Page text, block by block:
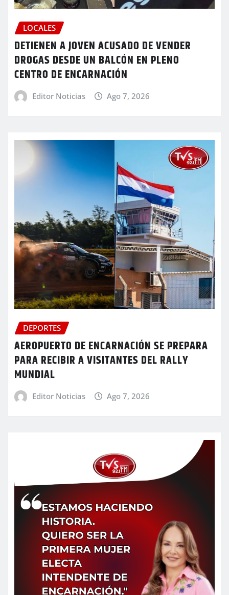
LOCALES
DETIENEN A JOVEN ACUSADO DE VENDER
DROGAS DESDE UN BALCÓN EN PLENO
CENTRO DE ENCARNACIÓN
Editor Noticias Ago 7, 2026
DEPORTES
AEROPUERTO DE ENCARNACIÓN SE PREPARA
PARA RECIBIR A VISITANTES DEL RALLY
MUNDIAL
Editor Noticias Ago 7, 2026